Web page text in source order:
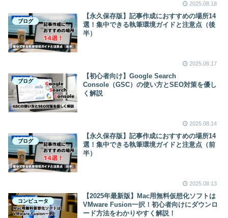
2025.08.18
ブログ
【永久保存版】記事作成におすすめの場所14
選！集中できる執筆環境ガイドと注意点（後
半）
2025.08.17
ブログ
【初心者向け】Google Search
Console（GSC）の使い方とSEO対策を優し
く解説
2025.08.14
ブログ
【永久保存版】記事作成におすすめの場所14
選！集中できる執筆環境ガイドと注意点（前
半）
2025.08.13
コンピュータ
【2025年最新版】Mac用無料仮想化ソフトは
VMware Fusion一択！初心者向けにダウンロ
ード方法をわかりやすく解説！